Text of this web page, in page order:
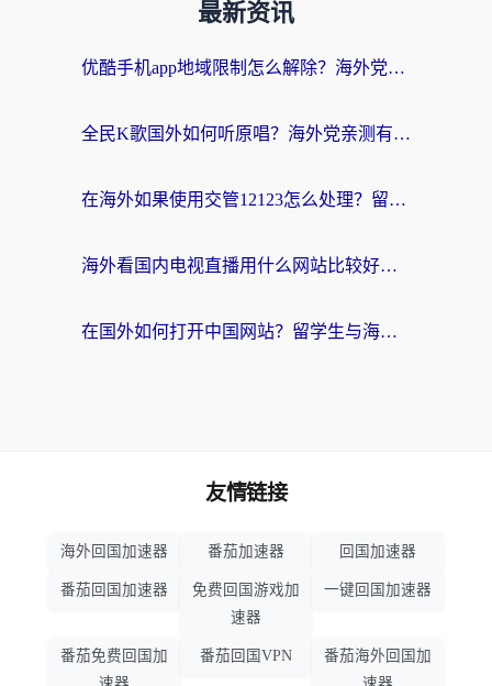
最新资讯
优酷手机app地域限制怎么解除？海外党亲测有效的追剧方案
全民K歌国外如何听原唱？海外党亲测有效的回国加速器选择指南
在海外如果使用交管12123怎么处理？留学生亲测有效的回国加速方案
海外看国内电视直播用什么网站比较好？一篇解决你所有追剧难题的实用指南
在国外如何打开中国网站？留学生与海外华人的无缝访问指南
友情链接
海外回国加速器 番茄加速器 回国加速器
番茄回国加速器
免费回国游戏加
速器
一键回国加速器
番茄免费回国加
番茄回国VPN
番茄海外回国加